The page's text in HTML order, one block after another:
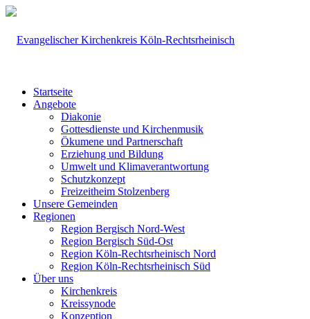
Startseite
Angebote
Diakonie
Gottesdienste und Kirchenmusik
Ökumene und Partnerschaft
Erziehung und Bildung
Umwelt und Klimaverantwortung
Schutzkonzept
Freizeitheim Stolzenberg
Unsere Gemeinden
Regionen
Region Bergisch Nord-West
Region Bergisch Süd-Ost
Region Köln-Rechtsrheinisch Nord
Region Köln-Rechtsrheinisch Süd
Über uns
Kirchenkreis
Kreissynode
Konzeption